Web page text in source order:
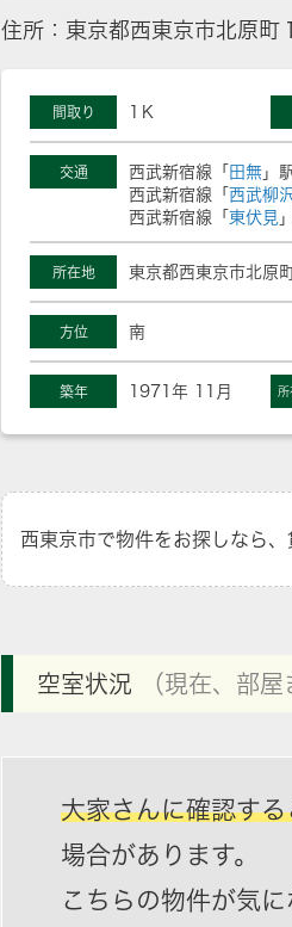
住所：東京都西東京市北原町
間取り 1Ｋ
交通 西武新宿線「 田無 」
西武新宿線「 西武柳
西武新宿線「 東伏見
所在地 東京都西東京市北原
方位 南
築年 1971年 11月
西東京市で物件をお探しなら
空室状況 （現在、部
大家さんに確認す
場合があります。
こちらの物件が気に